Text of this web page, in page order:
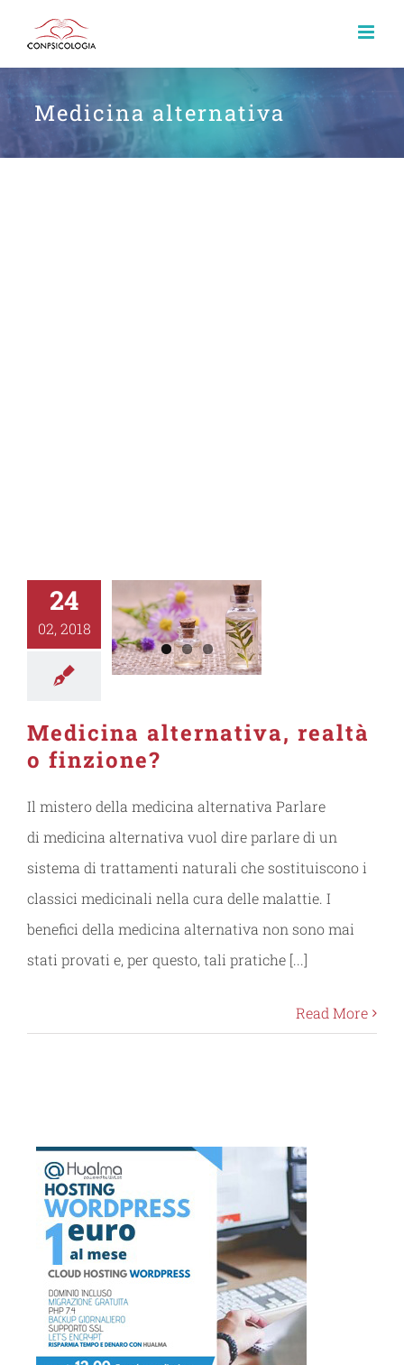
Medicina alternativa
24
02, 2018
Medicina alternativa, realtà
o finzione?
Il mistero della medicina alternativa Parlare
di medicina alternativa vuol dire parlare di un
sistema di trattamenti naturali che sostituiscono i
classici medicinali nella cura delle malattie. I
benefici della medicina alternativa non sono mai
stati provati e, per questo, tali pratiche [...]
Read More